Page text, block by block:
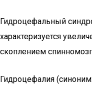
Гидроцефальный
характеризуется
скоплением
Гидроцефалия